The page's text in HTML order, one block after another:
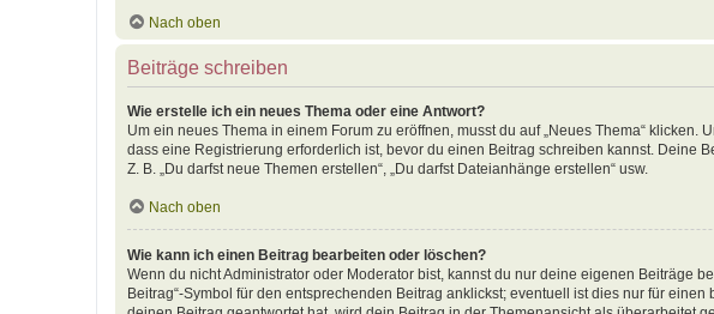
Nach oben
Beiträge schreiben
Wie erstelle ich ein neues Thema oder eine Antwort?
Um ein neues Thema in einem Forum zu eröffnen, musst du auf „Neues Thema“
dass eine Registrierung erforderlich ist, bevor du einen Beitrag schreiben kannst. Deine
Z. B. „Du darfst neue Themen erstellen“, „Du darfst Dateianhänge erstellen“ usw.
Nach oben
Wie kann ich einen Beitrag bearbeiten oder löschen?
Wenn du nicht Administrator oder Moderator bist, kannst du nur deine eigenen Beiträge
Beitrag“-Symbol für den entsprechenden Beitrag anklickst; eventuell ist dies nur für